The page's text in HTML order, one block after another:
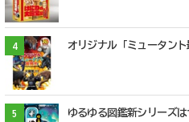
4 オリジナル「ミュータン
5
ゆるゆる図鑑新シリーズ